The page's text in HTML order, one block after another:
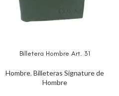
Billetera Hombre Art. 31
Hombre, Billeteras Signature de
Hombre